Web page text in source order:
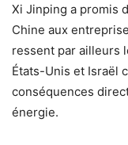
Xi Jinping a promis
Chine aux
ressent par ailleurs
États-Unis et Israël
conséquences
énergie.